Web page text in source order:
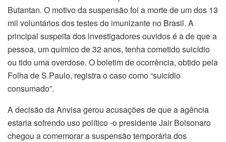
Butantan. O motivo da suspensão foi a morte de um dos 13
mil voluntários dos testes do imunizante no Brasil. A
principal suspeita dos investigadores ouvidos é a de que a
pessoa, um químico de 32 anos, tenha cometido suicídio
ou tido uma overdose. O boletim de ocorrência, obtido pela
Folha de S.Paulo, registra o caso como “suicídio
consumado”.
A decisão da Anvisa gerou acusações de que a agência
estaria sofrendo uso político -o presidente Jair Bolsonaro
chegou a comemorar a suspensão temporária dos